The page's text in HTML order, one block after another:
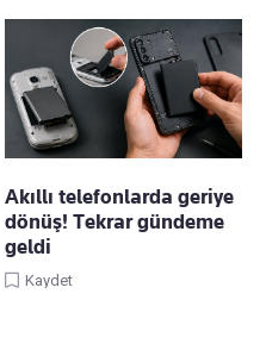
Akıllı telefonlarda geriye
dönüş! Tekrar gündeme
geldi
Kaydet